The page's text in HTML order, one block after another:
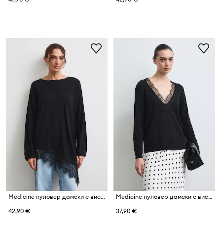
Medicine пуловер дамски с вискоза
42,90 €
Medicine пуловер дамски с вискоза
37,90 €